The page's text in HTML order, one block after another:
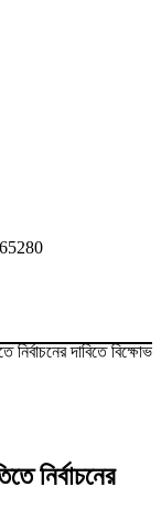
দাবিতে বিক্ষোভ
নির্বাচনের